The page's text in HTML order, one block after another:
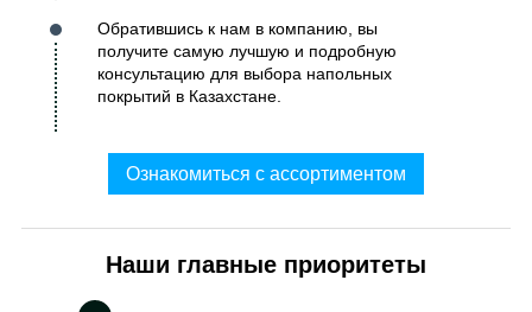
Обратившись к нам в компанию, вы
получите самую лучшую и подробную
консультацию для выбора напольных
покрытий в Казахстане.
Ознакомиться с ассортиментом
Наши главные приоритеты